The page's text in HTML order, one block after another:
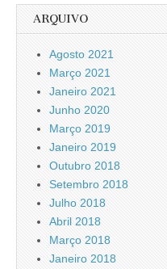
ARQUIVO
Agosto 2021
Março 2021
Janeiro 2021
Junho 2020
Março 2019
Janeiro 2019
Outubro 2018
Setembro 2018
Julho 2018
Abril 2018
Março 2018
Janeiro 2018